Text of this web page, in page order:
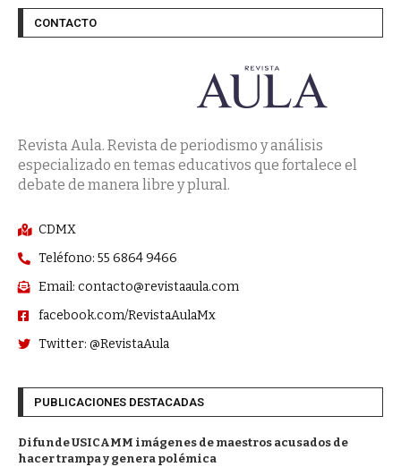
CONTACTO
Revista Aula. Revista de periodismo y análisis
especializado en temas educativos que fortalece el
debate de manera libre y plural.
CDMX
Teléfono: 55 6864 9466
Email: contacto@revistaaula.com
facebook.com/RevistaAulaMx
Twitter: @RevistaAula
PUBLICACIONES DESTACADAS
Difunde USICAMM imágenes de maestros acusados de
hacer trampa y genera polémica